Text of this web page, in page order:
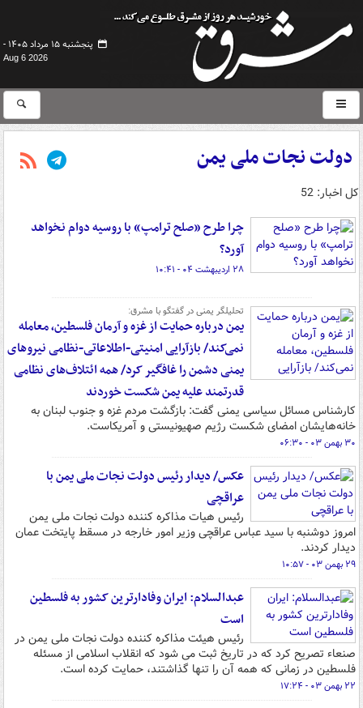
پنجشنبه ۱۵ مرداد ۱۴۰۵ -
Aug 6 2026
دولت نجات ملی یمن
کل اخبار: 52
چرا طرح «صلح ترامپ» با روسیه دوام نخواهد
آورد؟
۲۸ اردیبهشت ۰۴ - ۱۰:۴۱
تحلیلگر یمنی در گفتگو با مشرق:
یمن درباره حمایت از غزه و آرمان فلسطین، معامله
نمی‌کند/ بازآرایی امنیتی-اطلاعاتی-نظامی نیروهای
یمنی دشمن را غافگیر کرد/ همه ائتلاف‌های نظامی
قدرتمند علیه یمن شکست خوردند
کارشناس مسائل سیاسی یمنی گفت: بازگشت مردم غزه و جنوب لبنان به
خانه‌هایشان امضای شکست رژیم صهیونیستی و آمریکاست.
۳۰ بهمن ۰۳ - ۰۶:۳۰
عکس/ دیدار رئیس دولت نجات ملی یمن با
عراقچی
رئیس هیات مذاکره‌ کننده دولت نجات ملی یمن
امروز دوشنبه با سید عباس عراقچی وزیر امور خارجه در مسقط پایتخت عمان
دیدار کردند.
۲۹ بهمن ۰۳ - ۱۰:۵۷
عبدالسلام: ایران وفادارترین کشور به فلسطین
است
رئیس هیئت مذاکره کننده دولت نجات ملی یمن در
صنعاء تصریح کرد که در تاریخ ثبت می شود که انقلاب اسلامی از مسئله
فلسطین در زمانی که همه آن را تنها گذاشتند، حمایت کرده است.
۲۲ بهمن ۰۳ - ۱۷:۲۴